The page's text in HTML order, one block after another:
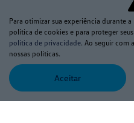
CRISTAL MOTORS
CNPJ:
No trânsito, enxergar o
Para otimizar sua experiência durante
política de cookies e para proteger
política de privacidade. Ao seguir com
nossas políticas.
Aceitar